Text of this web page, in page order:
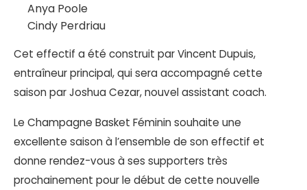
Anya Poole
Cindy Perdriau
Cet effectif a été construit par Vincent Dupuis,
entraîneur principal, qui sera accompagné cette
saison par Joshua Cezar, nouvel assistant coach.
Le Champagne Basket Féminin souhaite une
excellente saison à l’ensemble de son effectif et
donne rendez-vous à ses supporters très
prochainement pour le début de cette nouvelle